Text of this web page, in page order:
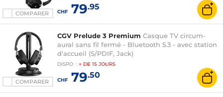
COMPARER CHF79.95
COMPARER
CGV Prelude 3 Premium Casque TV circum-
aural sans fil fermé - Bluetooth 5.3 - avec station
d'accueil (S/PDIF, Jack)
DISPO : + DE 15 JOURS
CHF79.50